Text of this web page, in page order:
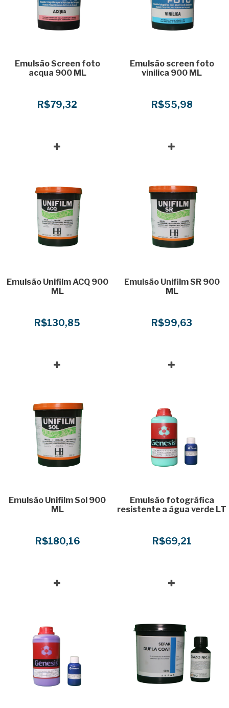
Emulsão Screen foto
acqua 900 ML
R$79,32
Emulsão screen foto
vinilica 900 ML
R$55,98
Emulsão Unifilm ACQ 900
ML
R$130,85
Emulsão Unifilm SR 900
ML
R$99,63
Emulsão Unifilm Sol 900
ML
R$180,16
Emulsão fotográfica
resistente a água verde LT
R$69,21